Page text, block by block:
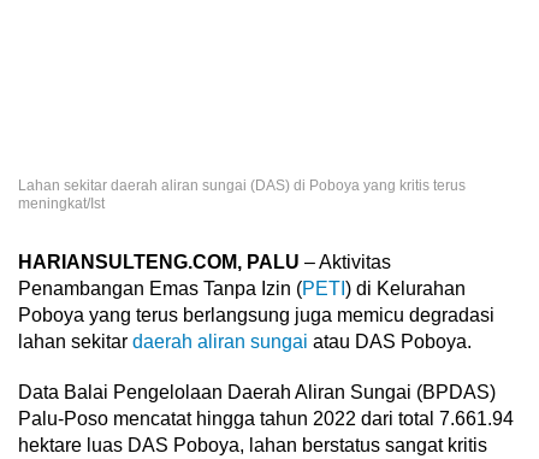
Lahan sekitar daerah aliran sungai (DAS) di Poboya yang kritis terus
meningkat/Ist
HARIANSULTENG.COM, PALU – Aktivitas
Penambangan Emas Tanpa Izin (PETI ) di Kelurahan
Poboya yang terus berlangsung juga memicu degradasi
lahan sekitar daerah aliran sungai atau DAS Poboya.
Data Balai Pengelolaan Daerah Aliran Sungai (BPDAS)
Palu-Poso mencatat hingga tahun 2022 dari total 7.661.94
hektare luas DAS Poboya, lahan berstatus sangat kritis